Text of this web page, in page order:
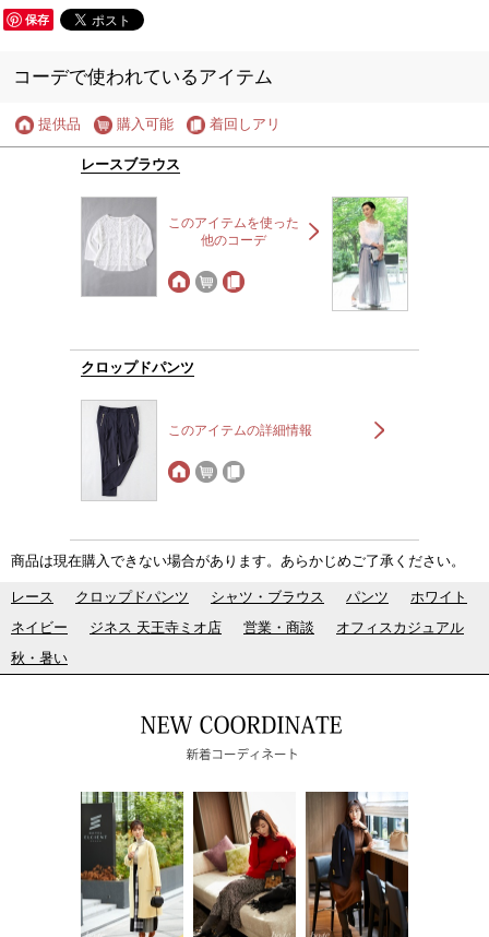
保存
コーデで使われているアイテム
提供品 購入可能 着回しアリ
レースブラウス
このアイテムを使った
他のコーデ
クロップドパンツ
このアイテムの詳細情報
商品は現在購入できない場合があります。あらかじめご了承ください。
レース クロップドパンツ シャツ・ブラウス パンツ
ホワイト
ネイビー
ジネス 天王寺ミオ店 営業・商談
オフィスカジュアル
秋・暑い